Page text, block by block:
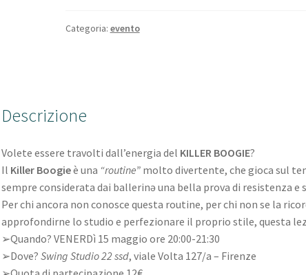
Categoria: evento
Descrizione
Volete essere travolti dall’energia del KILLER BOOGIE?
Il Killer Boogieè una “routine” molto divertente, che gioca sul
sempre considerata dai ballerinə una bella prova di resistenza
Per chi ancora non conosce questa routine, per chi non se la
approfondirne lo studio e perfezionare il proprio stile, questa
➢Quando? VENERDì 15 maggio ore 20:00-21:30
➢Dove?Swing Studio 22 ssd, viale Volta 127/a – Firenze